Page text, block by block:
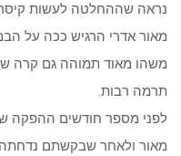
נראה שההחלטה לעשות
מאור אדרי הרגיש ככה על
משהו מאוד תמוהה גם קרה
תרמה רבות.
לפני מספר חודשים ההפקה של
מאור ולאחר שבקשתם נדחתה